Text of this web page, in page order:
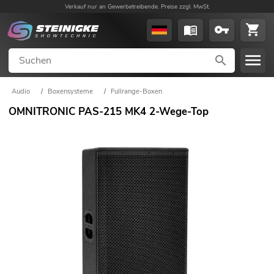
Verkauf nur an Gewerbetreibende. Preise zzgl. MwSt.
Audio / Boxensysteme / Fullrange-Boxen
OMNITRONIC PAS-215 MK4 2-Wege-Top